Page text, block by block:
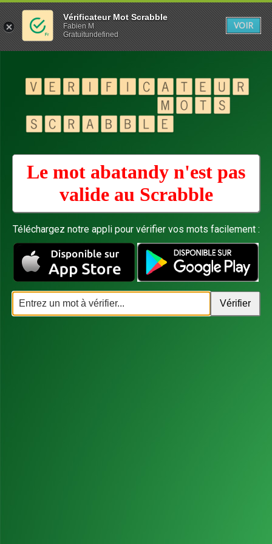
Le mot abatandy n'est pas
valide au Scrabble
Téléchargez notre appli pour vérifier vos mots facilement :
Vérificateur Mot Scrabble
Fabien M
Gratuitundefined
VOIR